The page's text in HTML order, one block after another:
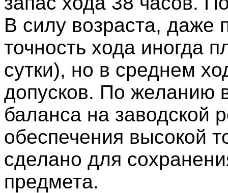
В силу возраста, даже
точность хода иногда
сутки), но в среднем
допусков. По желанию
баланса на заводской
обеспечения высокой
сделано для
предмета.